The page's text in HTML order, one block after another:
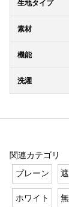
生地タイプ
素材
機能
洗濯
関連カテゴリ
プレーン
ホワイト